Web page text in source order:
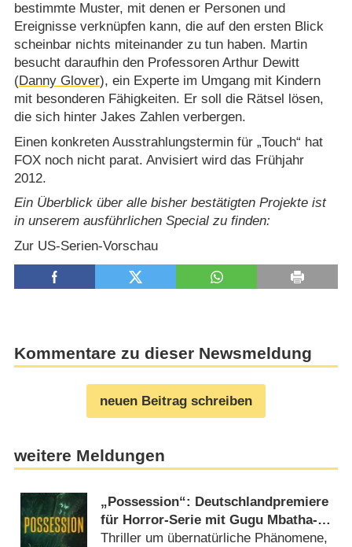
bestimmte Muster, mit denen er Personen und
Ereignisse verknüpfen kann, die auf den ersten Blick
scheinbar nichts miteinander zu tun haben. Martin
besucht daraufhin den Professoren Arthur Dewitt
(Danny Glover), ein Experte im Umgang mit Kindern
mit besonderen Fähigkeiten. Er soll die Rätsel lösen,
die sich hinter Jakes Zahlen verbergen.
Einen konkreten Ausstrahlungstermin für „Touch“ hat
FOX noch nicht parat. Anvisiert wird das Frühjahr
2012.
Ein Überblick über alle bisher bestätigten Projekte ist
in unserem ausführlichen Special zu finden:
Zur US-Serien-Vorschau
Kommentare zu dieser Newsmeldung
neuen Beitrag schreiben
weitere Meldungen
„Possession“: Deutschlandpremiere
für Horror-Serie mit Gugu Mbatha-
Raw und Jonny Lee Miller
Thriller um übernatürliche Phänomene,